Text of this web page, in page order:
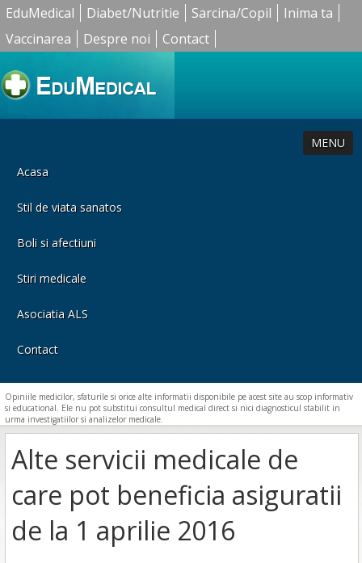
EduMedical Diabet/Nutritie Sarcina/Copil
Inima ta
Vaccinarea
Despre noi Contact
MENU
Acasa
Stil de viata sanatos
Boli si afectiuni
Stiri medicale
Asociatia ALS
Contact
Opiniile medicilor, sfaturile si orice alte informatii disponibile pe acest site au scop informativ
si educational. Ele nu pot substitui consultul medical direct si nici diagnosticul stabilit in
urma investigatiilor si analizelor medicale.
Alte servicii medicale de
care pot beneficia asiguratii
de la 1 aprilie 2016